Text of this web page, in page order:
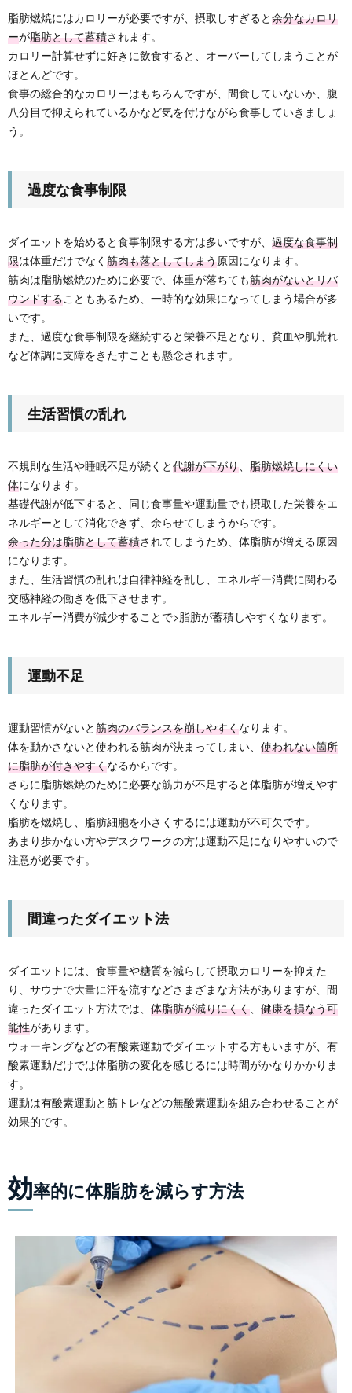
脂肪燃焼にはカロリーが必要ですが、摂取しすぎると余分なカロリ
ーが脂肪として蓄積されます。
カロリー計算せずに好きに飲食すると、オーバーしてしまうことが
ほとんどです。
食事の総合的なカロリーはもちろんですが、間食していないか、腹
八分目で抑えられているかなど気を付けながら食事していきましょ
う。
過度な食事制限
ダイエットを始めると食事制限する方は多いですが、 過度な食事制
限は体重だけでなく 筋肉も落としてしまう原因になります。
筋肉は脂肪燃焼のために必要で、体重が落ちても筋肉がないとリバ
ウンドすることもあるため、一時的な効果になってしまう場合が多
いです。
また、過度な食事制限を継続すると栄養不足となり、貧血や肌荒れ
など体調に支障をきたすことも懸念されます。
生活習慣の乱れ
不規則な生活や睡眠不足が続くと代謝が下がり、 脂肪燃焼しにくい
体になります。
基礎代謝が低下すると、同じ食事量や運動量でも摂取した栄養をエ
ネルギーとして消化できず、余らせてしまうからです。
余った分は脂肪として蓄積されてしまうため、体脂肪が増える原因
になります。
また、生活習慣の乱れは自律神経を乱し、エネルギー消費に関わる
交感神経の働きを低下させます。
エネルギー消費が減少することで>脂肪が蓄積しやすくなります。
運動不足
運動習慣がないと筋肉のバランスを崩しやすくなります。
体を動かさないと使われる筋肉が決まってしまい、 使われない箇所
に脂肪が付きやすくなるからです。
さらに脂肪燃焼のために必要な筋力が不足すると体脂肪が増えやす
くなります。
脂肪を燃焼し、脂肪細胞を小さくするには運動が不可欠です。
あまり歩かない方やデスクワークの方は運動不足になりやすいので
注意が必要です。
間違ったダイエット法
ダイエットには、食事量や糖質を減らして摂取カロリーを抑えた
り、サウナで大量に汗を流すなどさまざまな方法がありますが、間
違ったダイエット方法では、 体脂肪が減りにくく、 健康を損なう可
能性があります。
ウォーキングなどの有酸素運動でダイエットする方もいますが、有
酸素運動だけでは体脂肪の変化を感じるには時間がかなりかかりま
す。
運動は有酸素運動と筋トレなどの無酸素運動を組み合わせることが
効果的です。
効率的に体脂肪を減らす方法